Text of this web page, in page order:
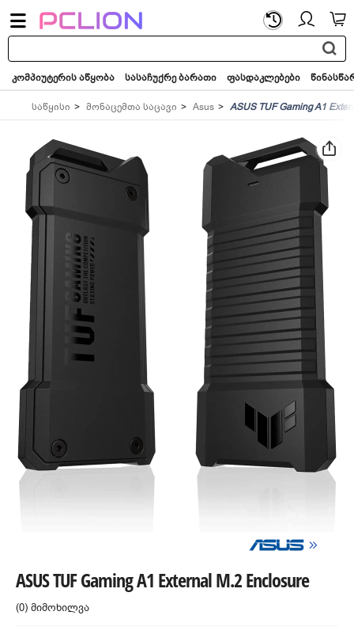
საძიებო
სიტყვა...
კომპიუტერის აწყობა სასაჩუქრე ბარათი ფასდაკლებები
საწყისი მონაცემთა საცავი Asus ASUS TUF Gaming A1
ASUS TUF Gaming A1 External M.2 Enclosure
(0) მიმოხილვა